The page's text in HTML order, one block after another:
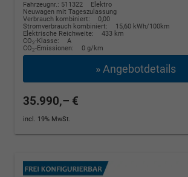
Fahrzeugnr.: 511322
Elektro
Neuwagen mit Tageszulassung
Verbrauch kombiniert:
0,00
Stromverbrauch kombiniert:
15,60 kWh/100km
Elektrische Reichweite:
433 km
CO2-Klasse:
A
CO2-Emissionen: 0 g/km
» Angebotdetails
35.990,– €
incl. 19% MwSt.